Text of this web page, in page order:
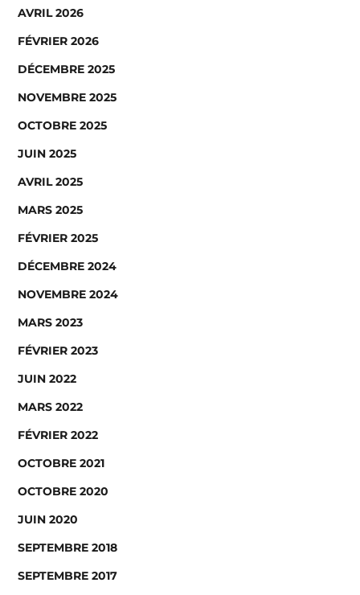
AVRIL 2026
FÉVRIER 2026
DÉCEMBRE 2025
NOVEMBRE 2025
OCTOBRE 2025
JUIN 2025
AVRIL 2025
MARS 2025
FÉVRIER 2025
DÉCEMBRE 2024
NOVEMBRE 2024
MARS 2023
FÉVRIER 2023
JUIN 2022
MARS 2022
FÉVRIER 2022
OCTOBRE 2021
OCTOBRE 2020
JUIN 2020
SEPTEMBRE 2018
SEPTEMBRE 2017